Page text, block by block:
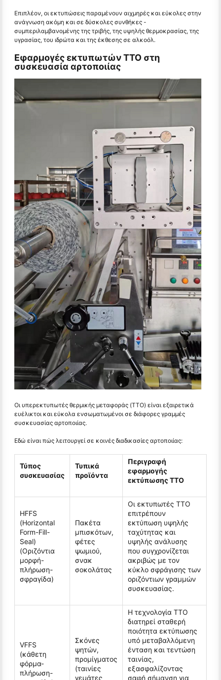
Επιπλέον, οι εκτυπώσεις παραμένουν αιχμηρές και εύκολες στην
ανάγνωση ακόμη και σε δύσκολες συνθήκες -
συμπεριλαμβανομένης της τριβής, της υψηλής θερμοκρασίας, της
υγρασίας, του ιδρώτα και της έκθεσης σε αλκοόλ.
Εφαρμογές εκτυπωτών TTO στη
συσκευασία αρτοποιίας
Οι υπερεκτυπωτές θερμικής μεταφοράς (TTO) είναι εξαιρετικά
ευέλικτοι και εύκολα ενσωματωμένοι σε διάφορες γραμμές
συσκευασίας αρτοποιίας.
Εδώ είναι πώς λειτουργεί σε κοινές διαδικασίες αρτοποιίας:
Τύπος
συσκευασίας
Τυπικά
προϊόντα
Περιγραφή
εφαρμογής
εκτύπωσης TTO
HFFS
(Horizontal
Form-Fill-
Seal)
(Οριζόντια
μορφή-
πλήρωση-
σφραγίδα)
Πακέτα
μπισκότων,
φέτες
ψωμιού,
σνακ
σοκολάτας
Οι εκτυπωτές TTO
επιτρέπουν
εκτύπωση υψηλής
ταχύτητας και
υψηλής ανάλυσης
που συγχρονίζεται
ακριβώς με τον
κύκλο σφράγισης των
οριζόντιων γραμμών
συσκευασίας.
VFFS
(κάθετη
φόρμα-
πλήρωση-
Σκόνες
ψητών,
προμίγματος
(ταινίες
γεμάτες
Η τεχνολογία TTO
διατηρεί σταθερή
ποιότητα εκτύπωσης
υπό μεταβαλλόμενη
ένταση και τεντώση
ταινίας,
εξασφαλίζοντας
σαφή σήμανση για